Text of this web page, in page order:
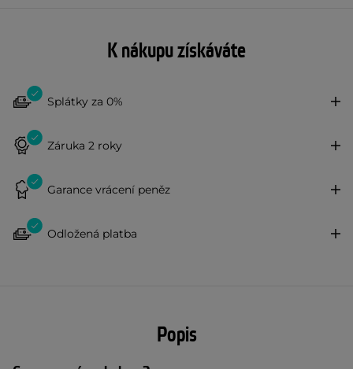
K nákupu získáváte
Splátky za 0%
Záruka 2 roky
Garance vrácení peněz
Odložená platba
Popis